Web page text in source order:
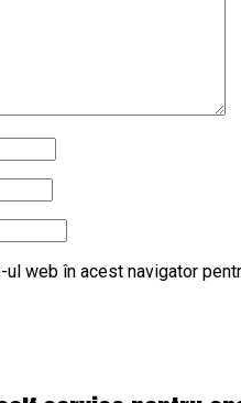
web în acest navigator